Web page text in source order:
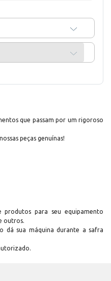
que passam por um rigoroso
peças genuínas!
produtos para seu equipamento
outros.
dá sua máquina durante a safra